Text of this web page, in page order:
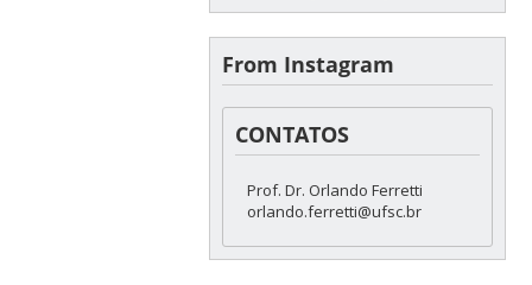
From Instagram
CONTATOS
Prof. Dr. Orlando Ferretti
orlando.ferretti@ufsc.br